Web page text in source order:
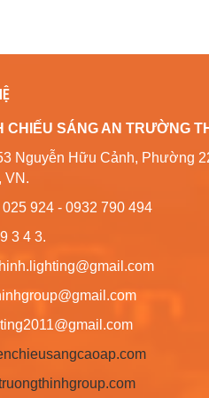
CHIẾU SÁNG AN TRƯỜNG
Nguyễn Hữu Cảnh, Phường
VN.
924 - 0932 790 494
3 4 3.